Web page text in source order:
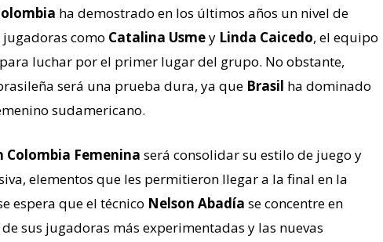
ha demostrado en los últimos años un nivel de
como Catalina Usmey Linda Caicedo, el equipo
luchar por el primer lugar del grupo. No obstante,
será una prueba dura, ya que Brasil ha dominado
sudamericano.
Colombia Femenina será consolidar su estilo de juego y
elementos que les permitieron llegar a la final en la
espera que el técnico Nelson Abadía se concentre en
sus jugadoras más experimentadas y las nuevas